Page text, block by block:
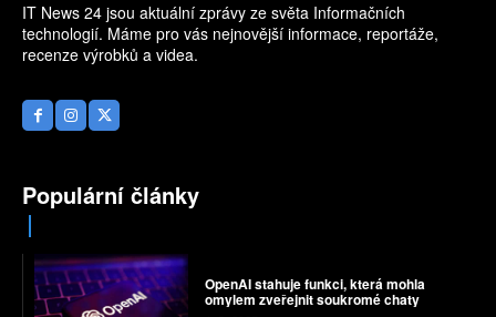
IT News 24 jsou aktuální zprávy ze světa Informačních
technologií. Máme pro vás nejnovější informace, reportáže,
recenze výrobků a videa.
Populární články
OpenAI stahuje funkci, která mohla
omylem zveřejnit soukromé chaty